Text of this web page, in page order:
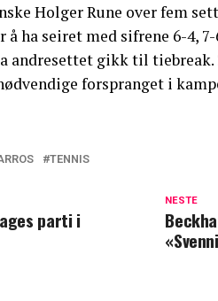
Holger Rune over fem
ha seiret med sifrene 6-4, 7-
andresettet gikk til
forspranget i
TENNIS
NESTE
parti i